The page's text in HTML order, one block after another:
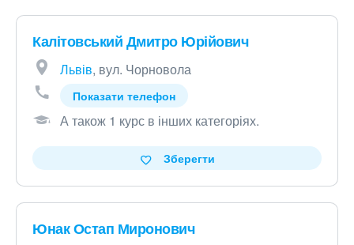
Калітовський Дмитро Юрійович
Львів, вул. Чорновола
Показати телефон
А також 1 курс в інших категоріях.
Зберегти
Юнак Остап Миронович